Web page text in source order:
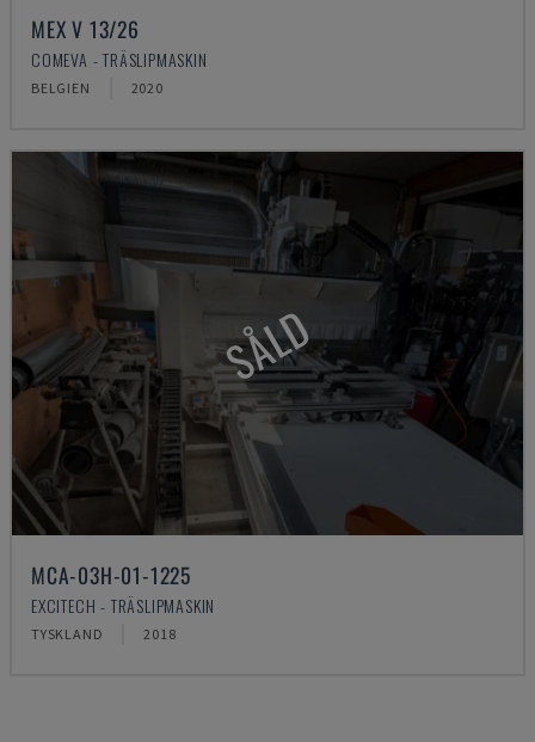
MEX V 13/26
COMEVA - TRÄSLIPMASKIN
BELGIEN 2020
SÅLD
MCA-03H-01-1225
EXCITECH - TRÄSLIPMASKIN
TYSKLAND 2018